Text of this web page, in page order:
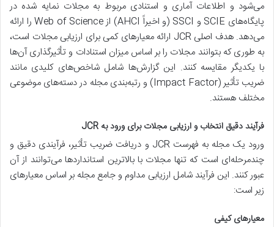
می‌شود و اطلاعات آماری و استنادی مربوط به مجلات نمایه شده در
پایگاه‌های SCIE و SSCI (و اخیراً AHCI) از Web of Science را ارائه
می‌دهد. هدف اصلی JCR ارائه معیارهای کمی برای ارزیابی مجلات است،
به طوری که بتوانند مجلات را بر اساس میزان استنادات و تأثیرگذاری آن‌ها
با یکدیگر مقایسه کنند. این گزارش‌ها شامل شاخص‌های کلیدی مانند
ضریب تأثیر (Impact Factor) و رتبه‌بندی مجله در دسته‌های موضوعی
مختلف هستند.
فرآیند دقیق انتخاب و ارزیابی مجلات برای ورود به JCR
ورود یک مجله به فهرست JCR و دریافت ضریب تأثیر، فرآیندی دقیق و
چندمرحله‌ای است که تنها مجلات با بالاترین استانداردها می‌توانند از آن
عبور کنند. این فرآیند شامل ارزیابی مداوم و جامع مجله بر اساس معیارهای
زیر است:
معیارهای کیفی